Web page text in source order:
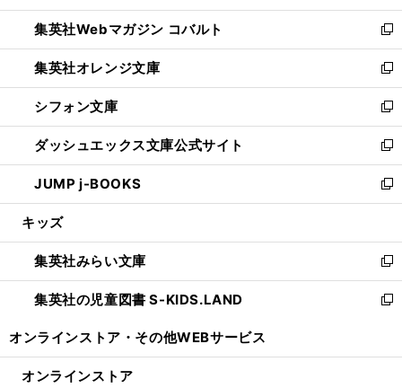
開
く
ウ
で
開
く
ン
ド
ウ
で
開
く
ウ
ィ
ン
ド
ウ
で
開
く
集英社Webマガジン コバルト
新
し
い
ウ
ィ
ン
ド
ウ
で
開
集英社オレンジ文庫
新
し
い
ウ
ィ
ン
ド
ウ
開
く
シフォン文庫
新
し
い
ウ
ィ
ン
ウ
で
開
く
ダッシュエックス文庫公式サイト
新
し
い
ウ
ン
ド
ウ
で
JUMP j-BOOKS
新
し
ウ
ィ
ン
ド
開
キッズ
集英社みらい文庫
新
し
い
ン
集英社の児童図書 S-KIDS.LAND
新
ウ
オンラインストア・ その他WEBサービス
オンラインストア